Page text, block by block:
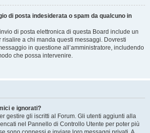
di posta indesiderata o spam da qualcuno in
di posta elettronica di questa Board include un
a chi manda questi messaggi. Dovresti
in questione all’amministratore, includendo
che possa intervenire.
e ignorati?
gestire gli iscritti al Forum. Gli utenti aggiunti alla
nel Pannello di Controllo Utente per poter più